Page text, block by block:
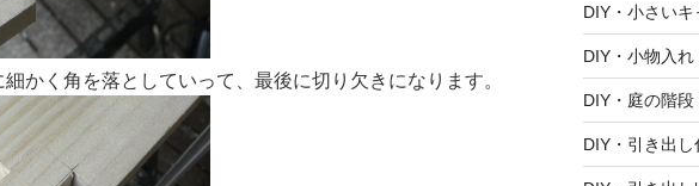
かく角を落としていって、最後に切り欠きになります。
DIY・小さい
DIY・小物入れ
DIY・庭の階段
DIY・引き出